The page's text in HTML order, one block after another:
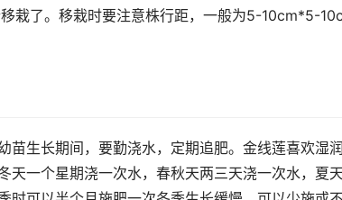
栽了。移栽时要注意株行距，一般为5-10cm*5-
苗生长期间，要勤浇水，定期追肥。金线莲喜欢湿
天一个星期浇一次水，春秋天两三天浇一次水，夏